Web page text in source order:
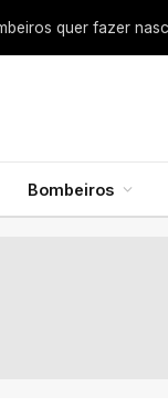
Bombeiros